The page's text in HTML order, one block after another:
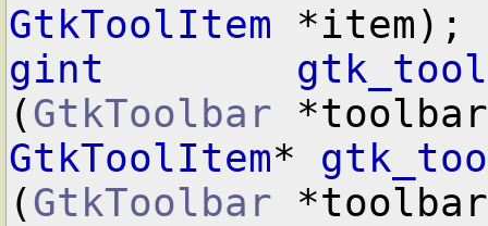
GtkToolItem
gint
(GtkToolbar
GtkToolItem*
(GtkToolbar